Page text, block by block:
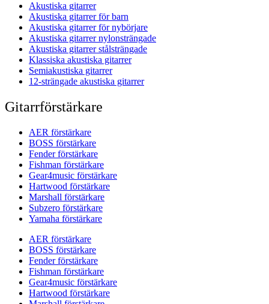
Akustiska gitarrer
Akustiska gitarrer för barn
Akustiska gitarrer för nybörjare
Akustiska gitarrer nylonsträngade
Akustiska gitarrer stålsträngade
Klassiska akustiska gitarrer
Semiakustiska gitarrer
12-strängade akustiska gitarrer
Gitarrförstärkare
AER förstärkare
BOSS förstärkare
Fender förstärkare
Fishman förstärkare
Gear4music förstärkare
Hartwood förstärkare
Marshall förstärkare
Subzero förstärkare
Yamaha förstärkare
AER förstärkare
BOSS förstärkare
Fender förstärkare
Fishman förstärkare
Gear4music förstärkare
Hartwood förstärkare